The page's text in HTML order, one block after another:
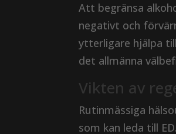
Att begränsa
negativt och
ytterligare hjälpa
det allmänna
Vikten av
Rutinmässiga
som kan leda till